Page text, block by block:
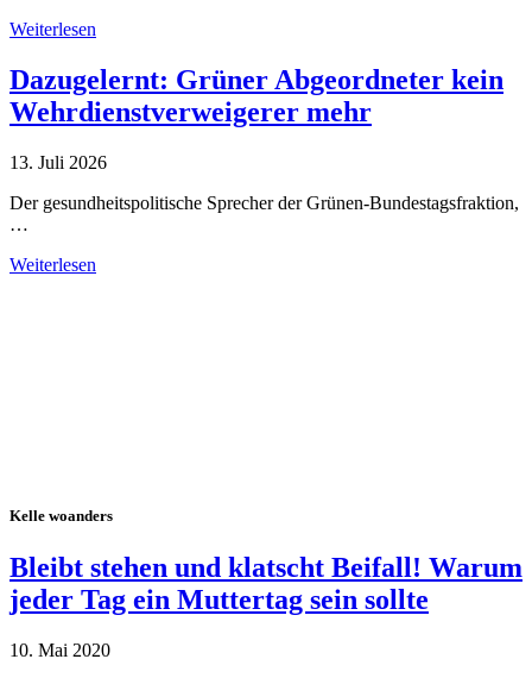
Weiterlesen
Dazugelernt: Grüner Abgeordneter kein
Wehrdienstverweigerer mehr
13. Juli 2026
Der gesundheitspolitische Sprecher der Grünen-Bundestagsfraktion,
…
Weiterlesen
Kelle woanders
Bleibt stehen und klatscht Beifall! Warum
jeder Tag ein Muttertag sein sollte
10. Mai 2020